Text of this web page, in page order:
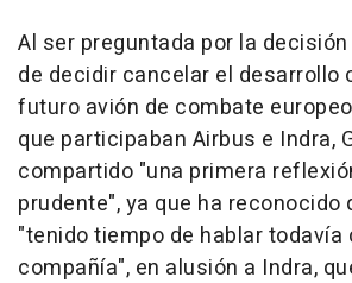
Al ser preguntada por la
de decidir cancelar el desarrollo
futuro avión de combate
que participaban Airbus e Indra,
compartido "una primera
prudente", ya que ha reconocido
"tenido tiempo de hablar todavía
compañía", en alusión a Indra,